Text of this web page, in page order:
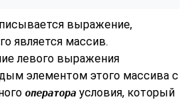
выражение,
является массив.
левого выражения
элементом этого массива с
оператора условия, который